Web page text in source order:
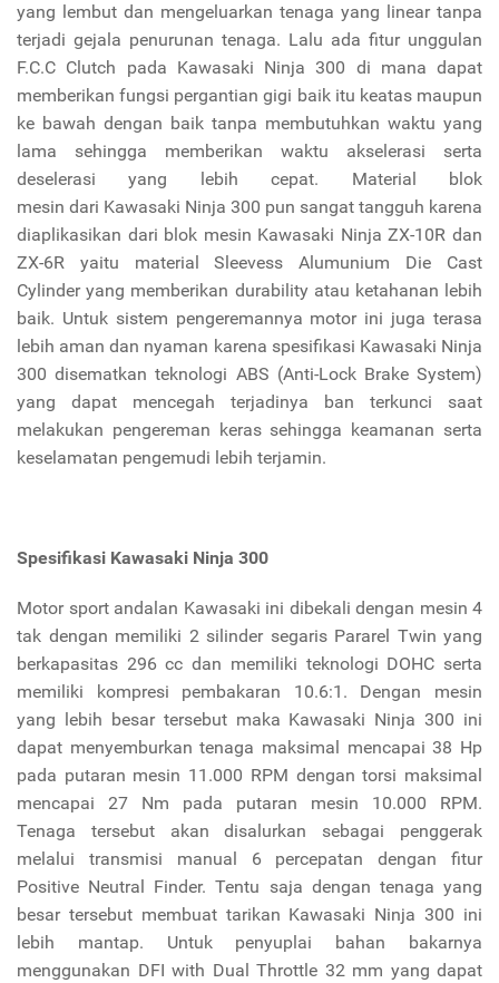
yang lembut dan mengeluarkan tenaga yang linear tanpa
terjadi gejala penurunan tenaga. Lalu ada fitur unggulan
F.C.C Clutch pada Kawasaki Ninja 300 di mana dapat
memberikan fungsi pergantian gigi baik itu keatas maupun
ke bawah dengan baik tanpa membutuhkan waktu yang
lama sehingga memberikan waktu akselerasi serta
deselerasi yang lebih cepat. Material blok
mesin dari Kawasaki Ninja 300 pun sangat tangguh karena
diaplikasikan dari blok mesin Kawasaki Ninja ZX-10R dan
ZX-6R yaitu material Sleevess Alumunium Die Cast
Cylinder yang memberikan durability atau ketahanan lebih
baik. Untuk sistem pengeremannya motor ini juga terasa
lebih aman dan nyaman karena spesifikasi Kawasaki Ninja
300 disematkan teknologi ABS (Anti-Lock Brake System)
yang dapat mencegah terjadinya ban terkunci saat
melakukan pengereman keras sehingga keamanan serta
keselamatan pengemudi lebih terjamin.
Spesifikasi Kawasaki Ninja 300
Motor sport andalan Kawasaki ini dibekali dengan mesin 4
tak dengan memiliki 2 silinder segaris Pararel Twin yang
berkapasitas 296 cc dan memiliki teknologi DOHC serta
memiliki kompresi pembakaran 10.6:1. Dengan mesin
yang lebih besar tersebut maka Kawasaki Ninja 300 ini
dapat menyemburkan tenaga maksimal mencapai 38 Hp
pada putaran mesin 11.000 RPM dengan torsi maksimal
mencapai 27 Nm pada putaran mesin 10.000 RPM.
Tenaga tersebut akan disalurkan sebagai penggerak
melalui transmisi manual 6 percepatan dengan fitur
Positive Neutral Finder. Tentu saja dengan tenaga yang
besar tersebut membuat tarikan Kawasaki Ninja 300 ini
lebih mantap. Untuk penyuplai bahan bakarnya
menggunakan DFI with Dual Throttle 32 mm yang dapat